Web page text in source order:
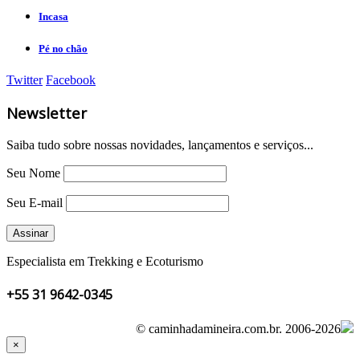
Incasa
Pé no chão
Twitter Facebook
Newsletter
Saiba tudo sobre nossas novidades, lançamentos e serviços...
Seu Nome
Seu E-mail
Especialista em Trekking e Ecoturismo
+55 31 9642-0345
© caminhadamineira.com.br. 2006-2026
×